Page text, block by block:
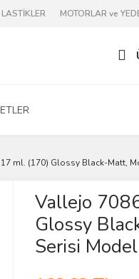
MOTORLAR ve
ml. (170) Glossy Black-Matt,
Vallejo
Glossy
Serisi Model